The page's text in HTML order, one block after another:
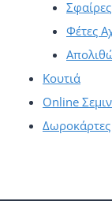
Φέτες
Κουτιά
Online
Δωροκάρτες